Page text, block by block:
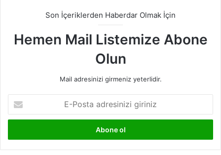
Son İçeriklerden Haberdar Olmak İçin
Hemen Mail Listemize Abone
Olun
Mail adresinizi girmeniz yeterlidir.
Posta
adresinizi